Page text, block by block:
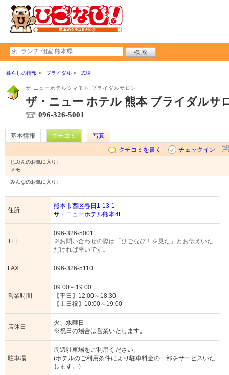
暮らしの情報 ブライダル 式場
ザ ニューホテルクマモト ブライダルサロン
ザ・ニュー ホテル 熊本 ブライダルサ
096-326-5001
基本情報 クチコミ
写真
クチコミを書く
チェックイン
じぶんのお気に入り:
メモ:
みんなのお気に入り:
住所
熊本市西区春日1-13-1
ザ・ニューホテル熊本4F
TEL
096-326-5001
※お問い合わせの際は「ひごなび！を見た」とお伝えいた
だければ幸いです。
FAX 096-326-5110
営業時間
09:00～19:00
【平日】12:00～18:30
【土日祝】10:00～19:00
店休日
火、水曜日
※祝日の場合は営業いたします。
駐車場
周辺駐車場をご利用ください。
(ホテルのご利用条件により駐車料金の一部をサービスいた
します。）